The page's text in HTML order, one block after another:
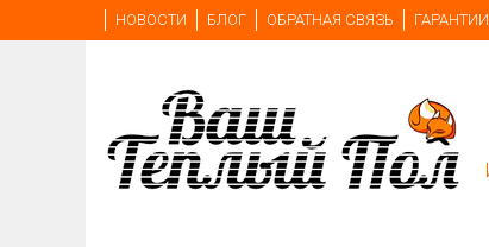
НОВОСТИ БЛОГ ОБРАТНАЯ СВЯЗЬ